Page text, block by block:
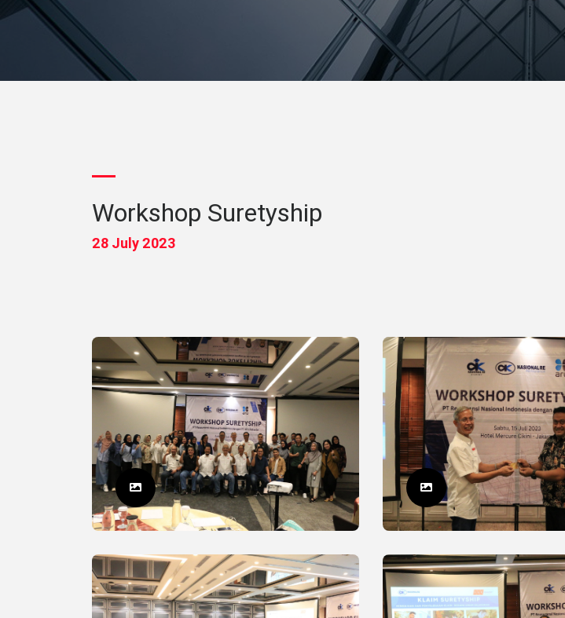
Workshop Suretyship
28 July 2023